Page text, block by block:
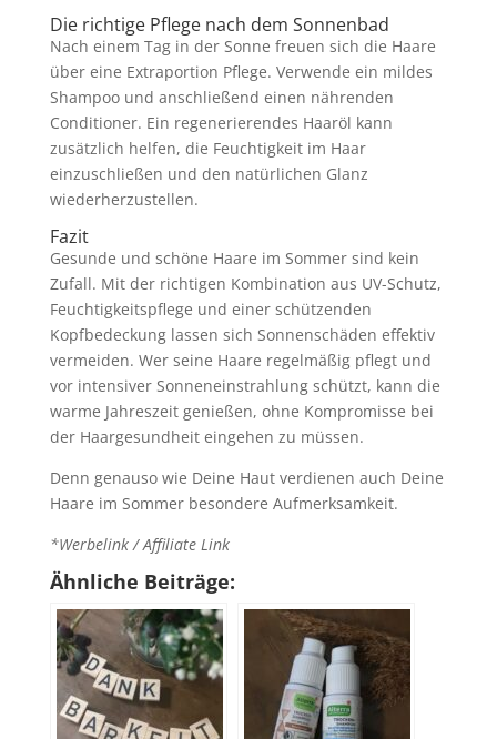
Die richtige Pflege nach dem Sonnenbad
Nach einem Tag in der Sonne freuen sich die Haare
über eine Extraportion Pflege. Verwende ein mildes
Shampoo und anschließend einen nährenden
Conditioner. Ein regenerierendes Haaröl kann
zusätzlich helfen, die Feuchtigkeit im Haar
einzuschließen und den natürlichen Glanz
wiederherzustellen.
Fazit
Gesunde und schöne Haare im Sommer sind kein
Zufall. Mit der richtigen Kombination aus UV-Schutz,
Feuchtigkeitspflege und einer schützenden
Kopfbedeckung lassen sich Sonnenschäden effektiv
vermeiden. Wer seine Haare regelmäßig pflegt und
vor intensiver Sonneneinstrahlung schützt, kann die
warme Jahreszeit genießen, ohne Kompromisse bei
der Haargesundheit eingehen zu müssen.
Denn genauso wie Deine Haut verdienen auch Deine
Haare im Sommer besondere Aufmerksamkeit.
*Werbelink / Affiliate Link
Ähnliche Beiträge: